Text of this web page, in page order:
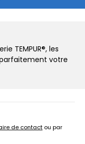
TEMPUR®, les
votre
de contact ou par